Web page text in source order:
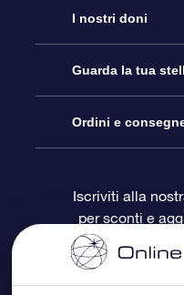
Assistenza
Contattaci
Blog
OSR Recensioni
I nostri doni
Online Star Gift
Pacchetto regalo
Gift Card OSR
Doni aziendali
Guarda la tua
Registro stellare
Star Page
One Million Stars
Ordini e
Informazioni di
Iscriviti alla
per sconti e